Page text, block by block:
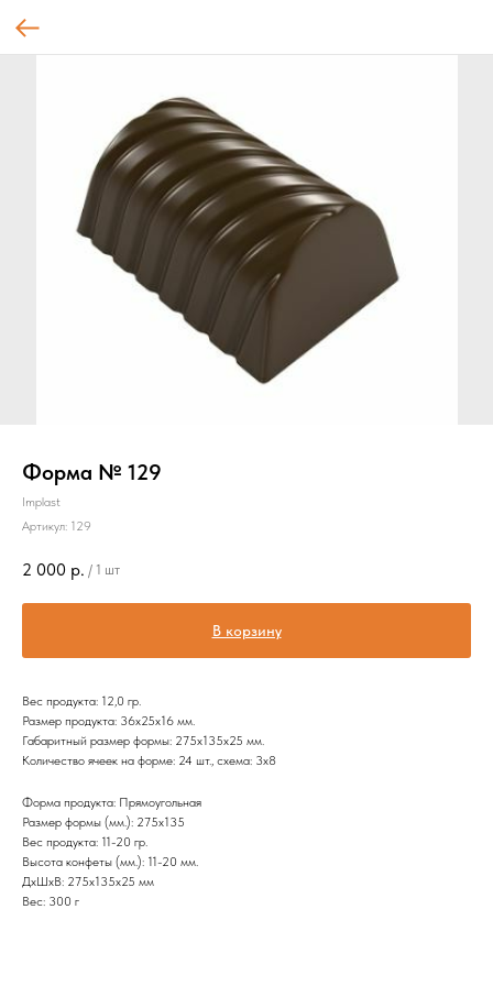
Форма № 129
Implast
Артикул: 129
2 000 р. / 1 шт
В корзину
Вес продукта: 12,0 гр.
Размер продукта: 36х25х16 мм.
Габаритный размер формы: 275х135х25 мм.
Количество ячеек на форме: 24 шт., схема: 3х8
Форма продукта: Прямоугольная
Размер формы (мм.): 275х135
Вес продукта: 11-20 гр.
Высота конфеты (мм.): 11-20 мм.
ДxШxВ: 275x135x25 мм
Вес: 300 г